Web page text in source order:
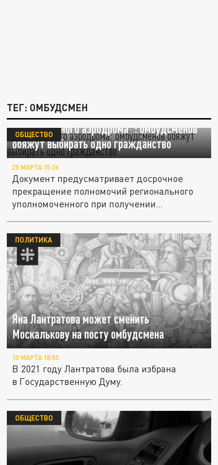
ТЕГ: ОМБУДСМЕН
Без "запасного аэродрома": омбудсменов
обяжут выбирать одно гражданство
ОБЩЕСТВО
25 МАРТА 15:36
Документ предусматривает досрочное
прекращение полномочий регионального
уполномоченного при получении...
Яна Лантратова может сменить
Москалькову на посту омбудсмена
ПОЛИТИКА
10 МАРТА 18:50
В 2021 году Лантратова была избрана
в Государственную Думу.
ОБЩЕСТВО